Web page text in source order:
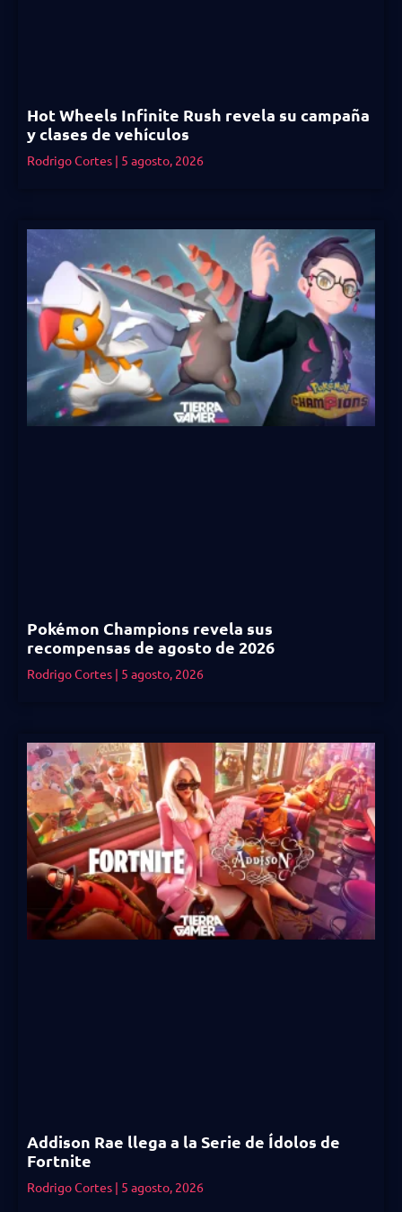
Hot Wheels Infinite Rush revela su campaña
y clases de vehículos
Rodrigo Cortes 5 agosto, 2026
Pokémon Champions revela sus
recompensas de agosto de 2026
Rodrigo Cortes 5 agosto, 2026
Addison Rae llega a la Serie de Ídolos de
Fortnite
Rodrigo Cortes 5 agosto, 2026